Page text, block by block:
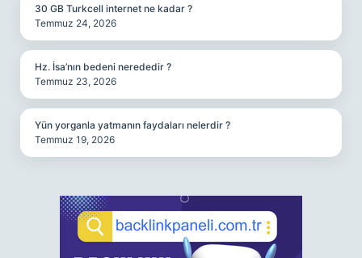
30 GB Turkcell internet ne kadar ?
Temmuz 24, 2026
Hz. İsa’nın bedeni nerededir ?
Temmuz 23, 2026
Yün yorganla yatmanın faydaları nelerdir ?
Temmuz 19, 2026